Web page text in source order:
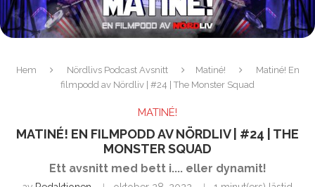
Hem Nördlivs Podcast Avsnitt Matiné!
Matiné! En
filmpodd av Nördliv | #24 | The Monster Squad
MATINÉ!
MATINÉ! EN FILMPODD AV NÖRDLIV | #24 | THE
MONSTER SQUAD
Ett avsnitt med bett i.... eller dynamit!